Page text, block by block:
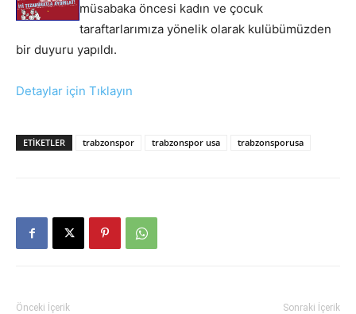
müsabaka öncesi kadın ve çocuk
taraftarlarımıza yönelik olarak kulübümüzden
bir duyuru yapıldı.
Detaylar için Tıklayın
ETIKETLER trabzonspor trabzonspor usa trabzonsporusa
Önceki İçerik Sonraki İçerik